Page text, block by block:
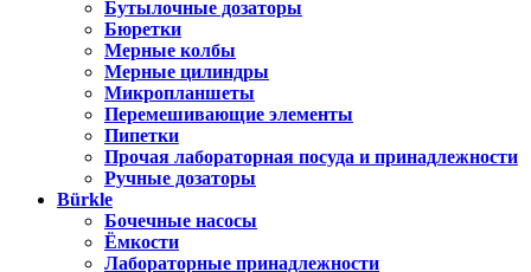
Бутылочные дозаторы
Бюретки
Мерные колбы
Мерные цилиндры
Микропланшеты
Перемешивающие элементы
Пипетки
Прочая лабораторная посуда и принадлежности
Ручные дозаторы
Bürkle
Бочечные насосы
Ёмкости
Лабораторные принадлежности